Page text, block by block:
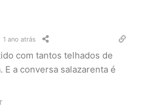
1 ano atrás
com tantos telhados de
a conversa salazarenta é